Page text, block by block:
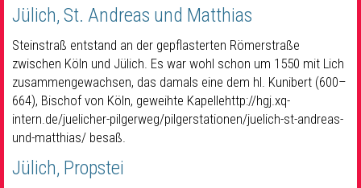
Jülich, St. Andreas und Matthias
Steinstraß entstand an der gepflasterten Römerstraße
zwischen Köln und Jülich. Es war wohl schon um 1550 mit Lich
zusammengewachsen, das damals eine dem hl. Kunibert (600–
664), Bischof von Köln, geweihte Kapellehttp://hgj.xq-
intern.de/juelicher-pilgerweg/pilgerstationen/juelich-st-andreas-
und-matthias/ besaß.
Jülich, Propstei